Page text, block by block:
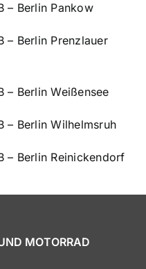
– Berlin Pankow
– Berlin Prenzlauer
– Berlin Weißensee
– Berlin Wilhelmsruh
– Berlin Reinickendorf
MOTORRAD